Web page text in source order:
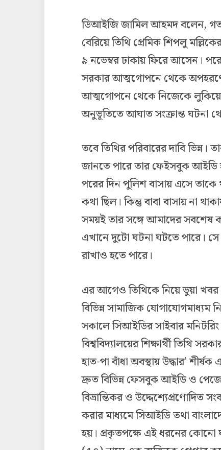
ডিআইজি জামিল আহমদ বলেন, গত
বেরিয়ে তিথি প্রেমিক শিপলু
৯ নভেম্বর ঢাকায় ফিরে আসেন।
সরকার আত্মগোপনে থেকে
আত্মগোপনে থেকে নিজেকে লুকিয়ে
অনুভূতিতে আঘাত সংক্রান্ত ঘটনা
তবে তিথির পরিবারের দাবি
জানতে পারে তার ফেইসবুক আইডি
পরের দিন পুলিশ বাসায় এসে তাকে
কথা ছিল। কিন্তু বাবা বাসায় না
সময়ই তার সঙ্গে আমাদের সবশেষ
এখানে দুটো ঘটনা ঘটতে পারে।
রাখাও হতে পারে।
এর আগেও তিথিকে নিয়ে ভুয়া খবর
বিভিন্ন সামাজিক যোগাযোগমাধ্যম
সকালে সিআইডির সাইবার
বিশ্ববিদ্যালয়ের শিক্ষার্থী তিথি
হাত-পা বাঁধা অবস্থায় উদ্ধার’
দ্রুত বিভিন্ন ফেসবুক আইডি ও
বিভ্রান্তিকর ও উদ্দেশ্যেপ্রণোদিত
করার মাধ্যমে সিআইডি তথা
হয়। প্রকৃতপক্ষে এই ধরনের কোনো